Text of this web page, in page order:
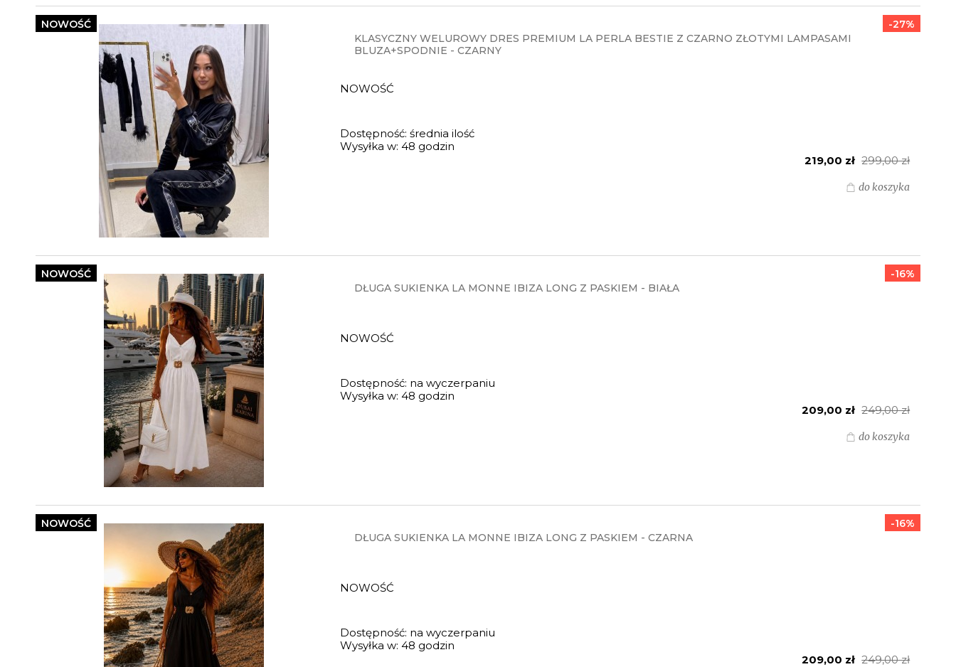
KLASYCZNY WELUROWY DRES PREMIUM LA PERLA BESTIE Z CZARNO ZŁOTYMI LAMPASAMI
BLUZA+SPODNIE - CZARNY
NOWOŚĆ
Dostępność: średnia ilość
Wysyłka w: 48 godzin
219,00 zł 299,00 zł
do koszyka
-27%
NOWOŚĆ
DŁUGA SUKIENKA LA MONNE IBIZA LONG Z PASKIEM - BIAŁA
NOWOŚĆ
Dostępność: na wyczerpaniu
Wysyłka w: 48 godzin
209,00 zł 249,00 zł
do koszyka
-16%
NOWOŚĆ
DŁUGA SUKIENKA LA MONNE IBIZA LONG Z PASKIEM - CZARNA
NOWOŚĆ
Dostępność: na wyczerpaniu
Wysyłka w: 48 godzin
209,00 zł 249,00 zł
-16%
NOWOŚĆ